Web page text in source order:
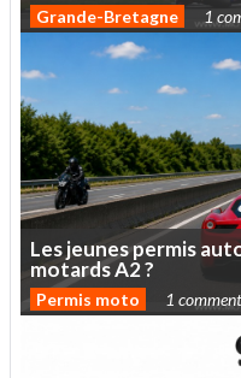
Grande-Bretagne 1
Lesjeunespermis
motardsA2?
Permis moto 1